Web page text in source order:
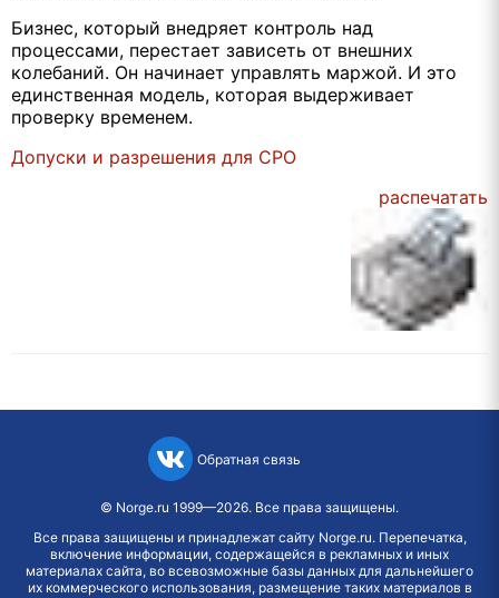
Бизнес, который внедряет контроль над
процессами, перестает зависеть от внешних
колебаний. Он начинает управлять маржой. И это
единственная модель, которая выдерживает
проверку временем.
Допуски и разрешения для СРО
распечатать
Обратная связь
© Norge.ru 1999—2026. Все права защищены.
Все права защищены и принадлежат сайту Norge.ru. Перепечатка,
включение информации, содержащейся в рекламных и иных
материалах сайта, во всевозможные базы данных для дальнейшего
их коммерческого использования, размещение таких материалов в